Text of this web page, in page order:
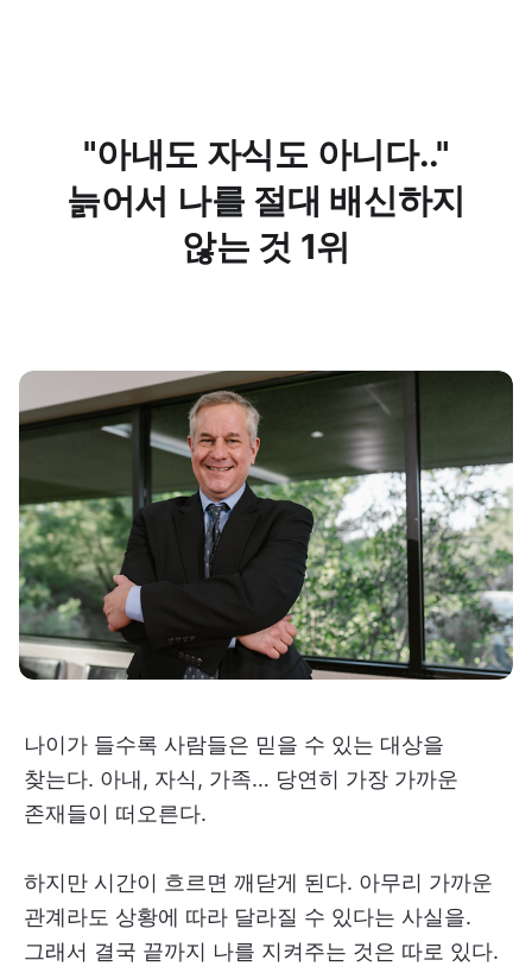
"아내도 자식도 아니다.."
늙어서 나를 절대 배신하지
않는 것 1위
나이가 들수록 사람들은 믿을 수 있는 대상을
찾는다. 아내, 자식, 가족… 당연히 가장 가까운
존재들이 떠오른다.
하지만 시간이 흐르면 깨닫게 된다. 아무리 가까운
관계라도 상황에 따라 달라질 수 있다는 사실을.
그래서 결국 끝까지 나를 지켜주는 것은 따로 있다.